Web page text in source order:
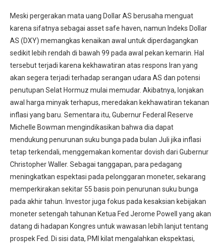
Meski pergerakan mata uang Dollar AS berusaha menguat
karena sifatnya sebagai asset safe haven, namun Indeks Dollar
AS (DXY) memangkas kenaikan awal untuk diperdagangkan
sedikit lebih rendah di bawah 99 pada awal pekan kemarin. Hal
tersebut terjadi karena kekhawatiran atas respons Iran yang
akan segera terjadi terhadap serangan udara AS dan potensi
penutupan Selat Hormuz mulai memudar. Akibatnya, lonjakan
awal harga minyak terhapus, meredakan kekhawatiran tekanan
inflasi yang baru. Sementara itu, Gubernur Federal Reserve
Michelle Bowman mengindikasikan bahwa dia dapat
mendukung penurunan suku bunga pada bulan Juli jika inflasi
tetap terkendali, menggemakan komentar dovish dari Gubernur
Christopher Waller. Sebagai tanggapan, para pedagang
meningkatkan espektasi pada pelonggaran moneter, sekarang
memperkirakan sekitar 55 basis poin penurunan suku bunga
pada akhir tahun. Investor juga fokus pada kesaksian kebijakan
moneter setengah tahunan Ketua Fed Jerome Powell yang akan
datang di hadapan Kongres untuk wawasan lebih lanjut tentang
prospek Fed. Di sisi data, PMI kilat mengalahkan ekspektasi,